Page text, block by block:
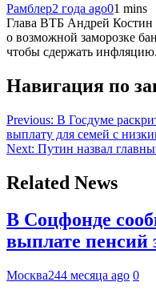
Рамблер2 года ago01 mins
Глава ВТБ Андрей Костин
о возможной заморозке
чтобы сдержать
Навигация по
Previous: В Госдуме
выплату для семей с
Next: Путин назвал
Related News
В Соцфонде
выплате пенсий
Москва244 месяца ago 0